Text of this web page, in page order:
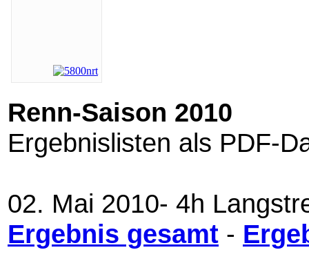
Renn-Saison 2010
Ergebnislisten als PDF-
02. Mai 2010- 4h
Ergebnis gesamt -